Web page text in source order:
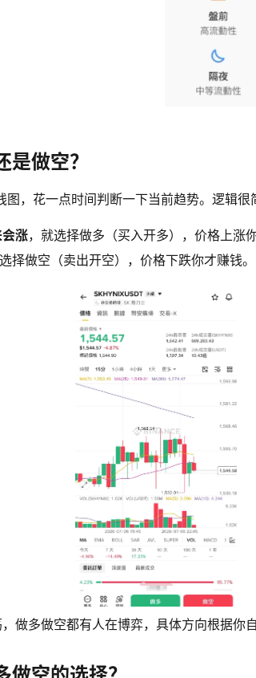
做空？
，花一点时间判断一下当前趋势。逻辑很
涨，就选择做多（买入开多），价格上涨你
择做空（卖出开空），价格下跌你才赚钱。
做多做空都有人在博弈，具体方向根据你